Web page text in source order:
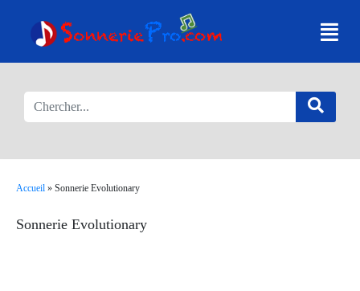
Accueil » Sonnerie Evolutionary
Sonnerie Evolutionary